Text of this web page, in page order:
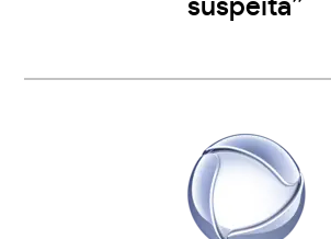
suspeita”